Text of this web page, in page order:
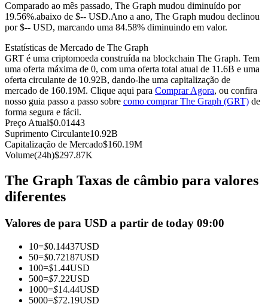
Futuros de USDC
Futuros usando USDC como garantia
Copiar Trading
Torne-se um Trader de Cópias
Comparado ao mês passado, The Graph mudou diminuído por
19.56%.abaixo de $-- USD.Ano a ano, The Graph mudou declinou
por $-- USD, marcando uma 84.58% diminuindo em valor.
Estatísticas de Mercado de The Graph
GRT é uma criptomoeda construída na blockchain The Graph. Tem
uma oferta máxima de 0, com uma oferta total atual de 11.6B e uma
oferta circulante de 10.92B, dando-lhe uma capitalização de
mercado de 160.19M. Clique aqui para Comprar Agora, ou confira
nosso guia passo a passo sobre como comprar The Graph (GRT) de
forma segura e fácil.
Preço Atual$0.01443
Suprimento Circulante10.92B
Capitalização de Mercado$160.19M
Volume(24h)$297.87K
The Graph Taxas de câmbio para valores
diferentes
Valores de para USD a partir de today 09:00
10=$0.14437USD
50=$0.72187USD
100=$1.44USD
500=$7.22USD
1000=$14.44USD
5000=$72.19USD